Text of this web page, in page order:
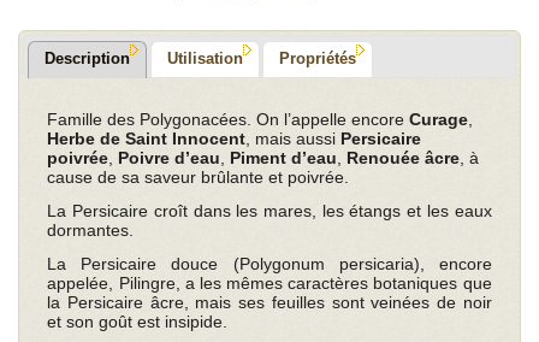
Description Utilisation Propriétés
Famille des Polygonacées. On l’appelle encoreCurage,
Herbe de Saint Innocent, mais aussi Persicaire
poivrée, Poivre d’eau, Piment d’eau, Renouée âcre, à
cause de sa saveur brûlante et poivrée.
La Persicaire croît dans les mares, les étangs et les eaux
dormantes.
La Persicaire douce (Polygonum persicaria), encore
appelée, Pilingre, a les mêmes caractères botaniques que
la Persicaire âcre, mais ses feuilles sont veinées de noir
et son goût est insipide.